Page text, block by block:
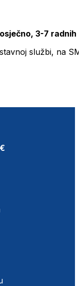
3-7 radnih
službi, na